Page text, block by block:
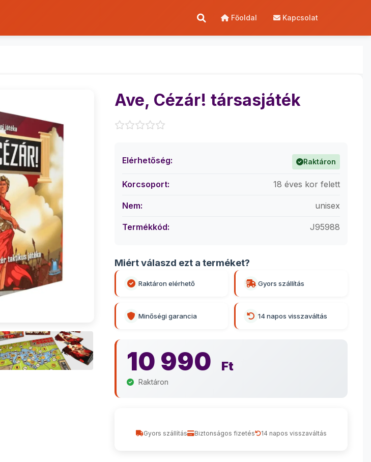
Főoldal Kapcsolat
Ave, Cézár! társasjáték
Elérhetőség: Raktáron
Korcsoport: 18 éves kor felett
Nem: unisex
Termékkód: J95988
Miért válaszd ezt a terméket?
Raktáron elérhető Gyors szállítás
Minőségi garancia 14 napos visszaváltás
10 990 Ft
Raktáron
Gyors szállítás Biztonságos fizetés 14 napos visszaváltás